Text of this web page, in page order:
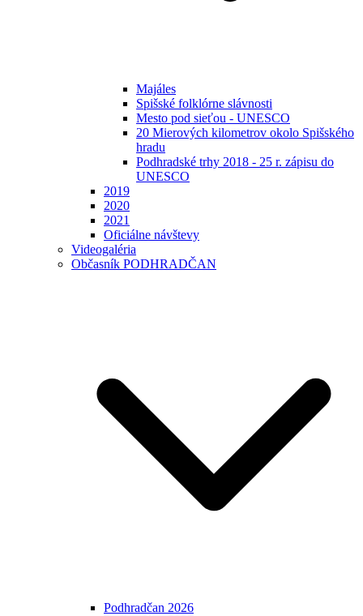
Majáles
Spišské folklórne slávnosti
Mesto pod sieťou - UNESCO
20 Mierových kilometrov okolo Spišského
hradu
Podhradské trhy 2018 - 25 r. zápisu do
UNESCO
2019
2020
2021
Oficiálne návštevy
Videogaléria
Občasník PODHRADČAN
Podhradčan 2026